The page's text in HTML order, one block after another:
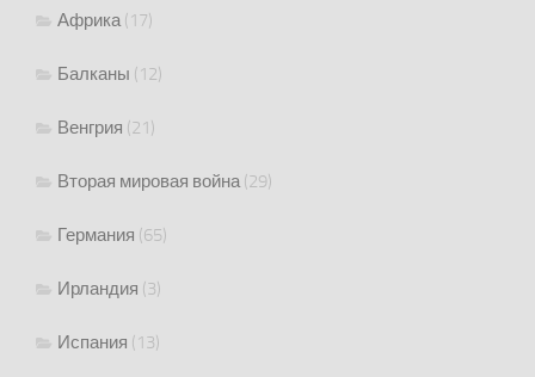
Африка(17)
Балканы (12)
Венгрия (21)
Вторая мировая война(29)
Германия (65)
Ирландия (3)
Испания (13)